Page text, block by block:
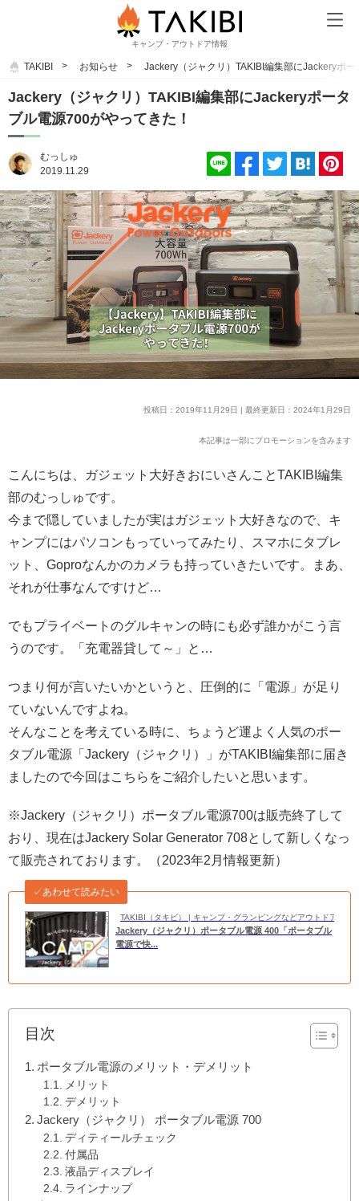
キャンプ・アウトドア情報
TAKIBI お知らせ Jackery（ジャクリ）TAKIBI編集部にJackeryポ
Jackery（ジャクリ）TAKIBI編集部にJackeryポータ
ブル電源700がやってきた！
むっしゅ
2019.11.29
投稿日：2019年11月29日 | 最終更新日：2024年1月29日
本記事は一部にプロモーションを含みます
こんにちは、ガジェット大好きおにいさんことTAKIBI編集
部のむっしゅです。
今まで隠していましたが実はガジェット大好きなので、キ
ャンプにはパソコンもっていってみたり、スマホにタブレ
ット、Goproなんかのカメラも持っていきたいです。まあ、
それが仕事なんですけど…
でもプライベートのグルキャンの時にも必ず誰かがこう言
うのです。「充電器貸して～」と…
つまり何が言いたいかというと、圧倒的に「電源」が足り
ていないんですよね。
そんなことを考えている時に、ちょうど運よく人気のポー
タブル電源「Jackery（ジャクリ）」がTAKIBI編集部に届き
ましたので今回はこちらをご紹介したいと思います。
※Jackery（ジャクリ）ポータブル電源700は販売終了して
おり、現在はJackery Solar Generator 708として新しくなっ
て販売されております。（2023年2月情報更新）
TAKIBI（タキビ） | キャンプ・グランピングなどアウトドアの総
✓あわせて読みたい
Jackery（ジャクリ）ポータブル電源 400「ポータブル
電源で快...
目次
ポータブル電源のメリット・デメリット
メリット
デメリット
Jackery（ジャクリ） ポータブル電源 700
ディティールチェック
付属品
液晶ディスプレイ
ラインナップ